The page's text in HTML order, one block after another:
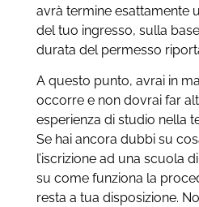
avrà termine esattamente
del tuo ingresso, sulla
durata del permesso
A questo punto, avrai in
occorre e non dovrai far
esperienza di studio nella
Se hai ancora dubbi su
l’iscrizione ad una scuola
su come funziona la
resta a tua disposizione.